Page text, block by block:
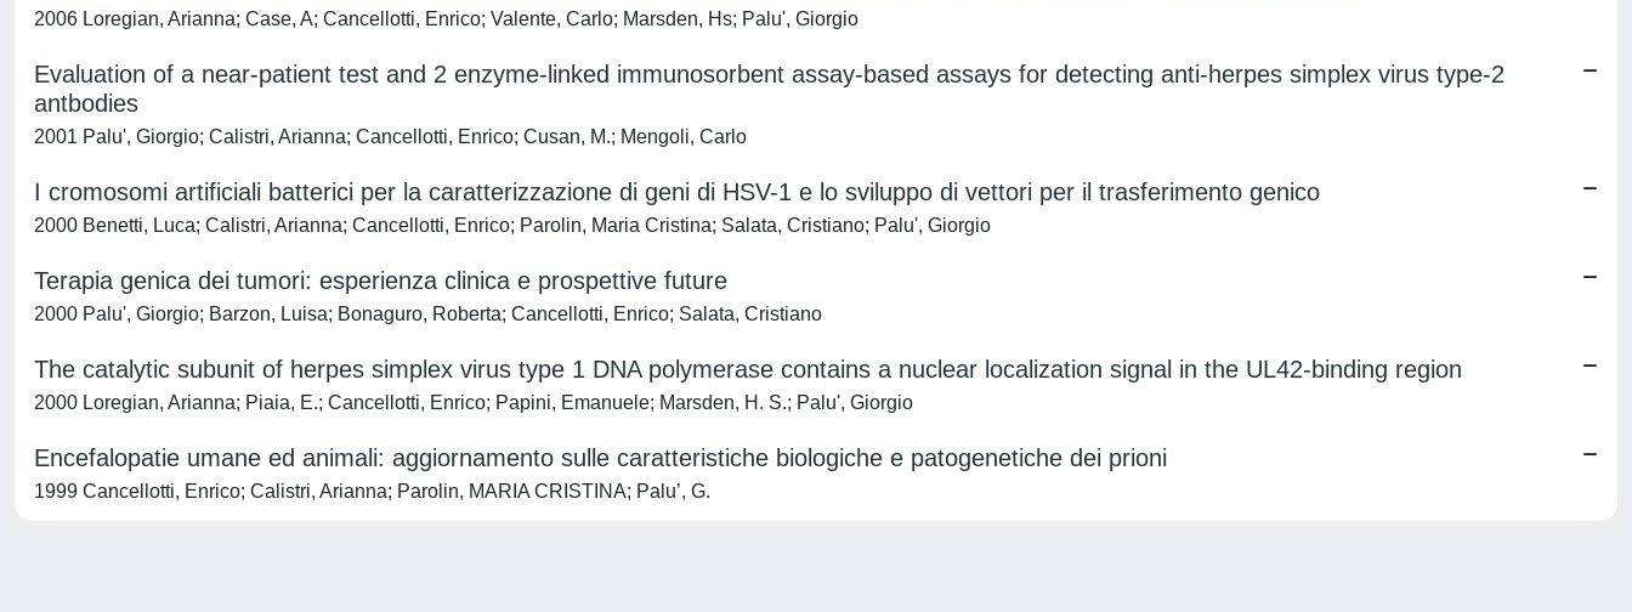
2006 Loregian, Arianna; Case, A; Cancellotti, Enrico; Valente, Carlo; Marsden, Hs; Palu', Giorgio
Evaluation of a near-patient test and 2 enzyme-linked immunosorbent assay-based assays for detecting anti-herpes simplex virus type-2
antbodies
2001 Palu', Giorgio; Calistri, Arianna; Cancellotti, Enrico; Cusan, M.; Mengoli, Carlo
I cromosomi artificiali batterici per la caratterizzazione di geni di HSV-1 e lo sviluppo di vettori per il trasferimento genico
2000 Benetti, Luca; Calistri, Arianna; Cancellotti, Enrico; Parolin, Maria Cristina; Salata, Cristiano; Palu', Giorgio
Terapia genica dei tumori: esperienza clinica e prospettive future
2000 Palu', Giorgio; Barzon, Luisa; Bonaguro, Roberta; Cancellotti, Enrico; Salata, Cristiano
The catalytic subunit of herpes simplex virus type 1 DNA polymerase contains a nuclear localization signal in the UL42-binding region
2000 Loregian, Arianna; Piaia, E.; Cancellotti, Enrico; Papini, Emanuele; Marsden, H. S.; Palu', Giorgio
Encefalopatie umane ed animali: aggiornamento sulle caratteristiche biologiche e patogenetiche dei prioni
1999 Cancellotti, Enrico; Calistri, Arianna; Parolin, MARIA CRISTINA; Palu’, G.